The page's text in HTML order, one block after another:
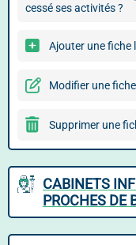
cessé ses activités ?
Ajouter une fiche
Modifier une
Supprimer une
CABINETS
PROCHES DE